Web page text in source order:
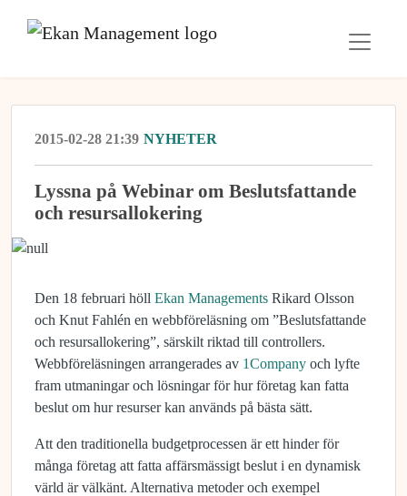
2015-02-28 21:39 NYHETER
Lyssna på Webinar om Beslutsfattande
och resursallokering
Den 18 februari höll Ekan Managements Rikard Olsson
och Knut Fahlén en webbföreläsning om ”Beslutsfattande
och resursallokering”, särskilt riktad till controllers.
Webbföreläsningen arrangerades av 1Company och lyfte
fram utmaningar och lösningar för hur företag kan fatta
beslut om hur resurser kan används på bästa sätt.
Att den traditionella budgetprocessen är ett hinder för
många företag att fatta affärsmässigt beslut i en dynamisk
värld är välkänt. Alternativa metoder och exempel